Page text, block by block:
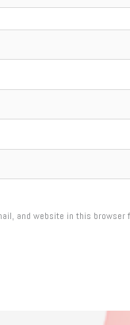
and website in this browser